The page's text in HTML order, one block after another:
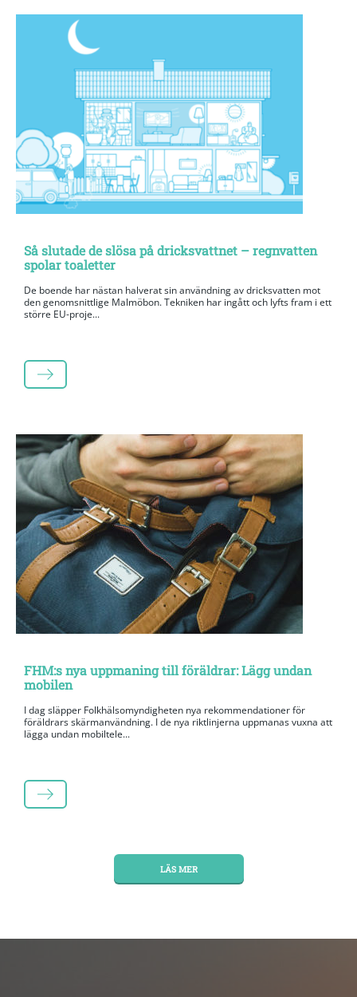
Så slutade de slösa på dricksvattnet – regnvatten
spolar toaletter
De boende har nästan halverat sin användning av dricksvatten mot
den genomsnittlige Malmöbon. Tekniken har ingått och lyfts fram i ett
större EU-proje...
LÄS MER
FHM:s nya uppmaning till föräldrar: Lägg undan
mobilen
I dag släpper Folkhälsomyndigheten nya rekommendationer för
föräldrars skärmanvändning. I de nya riktlinjerna uppmanas vuxna att
lägga undan mobiltele...
LÄS MER
LÄS MER